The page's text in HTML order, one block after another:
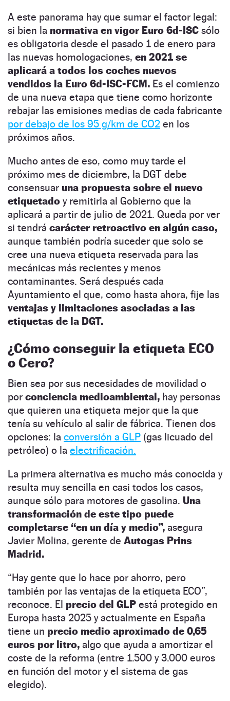
A este panorama hay que sumar el factor legal:
si bien la normativa en vigor Euro 6d-ISC sólo
es obligatoria desde el pasado 1 de enero para
las nuevas homologaciones, en 2021 se
aplicará a todos los coches nuevos
vendidos la Euro 6d-ISC-FCM. Es el comienzo
de una nueva etapa que tiene como horizonte
rebajar las emisiones medias de cada fabricante
por debajo de los 95 g/km de CO2 en los
próximos años.
Mucho antes de eso, como muy tarde el
próximo mes de diciembre, la DGT debe
consensuar una propuesta sobre el nuevo
etiquetado y remitirla al Gobierno que la
aplicará a partir de julio de 2021. Queda por ver
si tendrá carácter retroactivo en algún caso,
aunque también podría suceder que solo se
cree una nueva etiqueta reservada para las
mecánicas más recientes y menos
contaminantes. Será después cada
Ayuntamiento el que, como hasta ahora, fije las
ventajas y limitaciones asociadas a las
etiquetas de la DGT.
¿Cómo conseguir la etiqueta ECO
o Cero?
Bien sea por sus necesidades de movilidad o
por conciencia medioambiental, hay personas
que quieren una etiqueta mejor que la que
tenía su vehículo al salir de fábrica. Tienen dos
opciones: la conversión a GLP (gas licuado del
petróleo) o la electrificación.
La primera alternativa es mucho más conocida y
resulta muy sencilla en casi todos los casos,
aunque sólo para motores de gasolina. Una
transformación de este tipo puede
completarse “en un día y medio”, asegura
Javier Molina, gerente de Autogas Prins
Madrid.
“Hay gente que lo hace por ahorro, pero
también por las ventajas de la etiqueta ECO”,
reconoce. El precio del GLP está protegido en
Europa hasta 2025 y actualmente en España
tiene un precio medio aproximado de 0,65
euros por litro, algo que ayuda a amortizar el
coste de la reforma (entre 1.500 y 3.000 euros
en función del motor y el sistema de gas
elegido).